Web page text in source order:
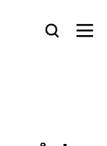
Bli
Logg
Søk Meny